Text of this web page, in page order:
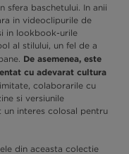
sfera baschetului. In anii
in videoclipurile de
in lookbook-urile
al stilului, un fel de a
De asemenea, este
cu adevarat cultura
colaborarile cu
si versiunile
un interes colosal pentru
din aceasta colectie